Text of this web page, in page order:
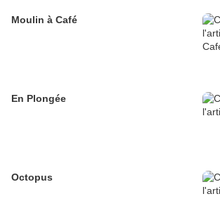
Moulin à Café
En Plongée
Octopus